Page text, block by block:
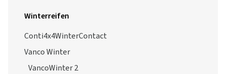
Winterreifen
Conti4x4WinterContact
Vanco Winter
VancoWinter 2